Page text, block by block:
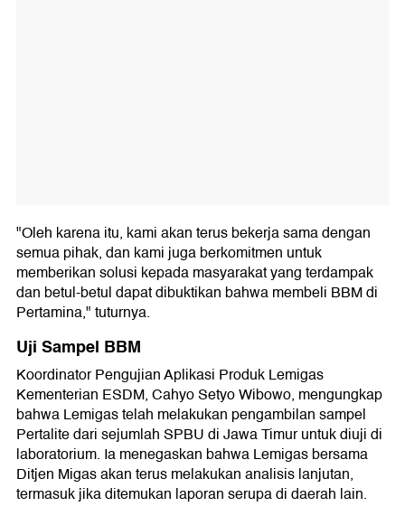
"Oleh karena itu, kami akan terus bekerja sama dengan
semua pihak, dan kami juga berkomitmen untuk
memberikan solusi kepada masyarakat yang terdampak
dan betul-betul dapat dibuktikan bahwa membeli BBM di
Pertamina," tuturnya.
Uji Sampel BBM
Koordinator Pengujian Aplikasi Produk Lemigas
Kementerian ESDM, Cahyo Setyo Wibowo, mengungkap
bahwa Lemigas telah melakukan pengambilan sampel
Pertalite dari sejumlah SPBU di Jawa Timur untuk diuji di
laboratorium. Ia menegaskan bahwa Lemigas bersama
Ditjen Migas akan terus melakukan analisis lanjutan,
termasuk jika ditemukan laporan serupa di daerah lain.